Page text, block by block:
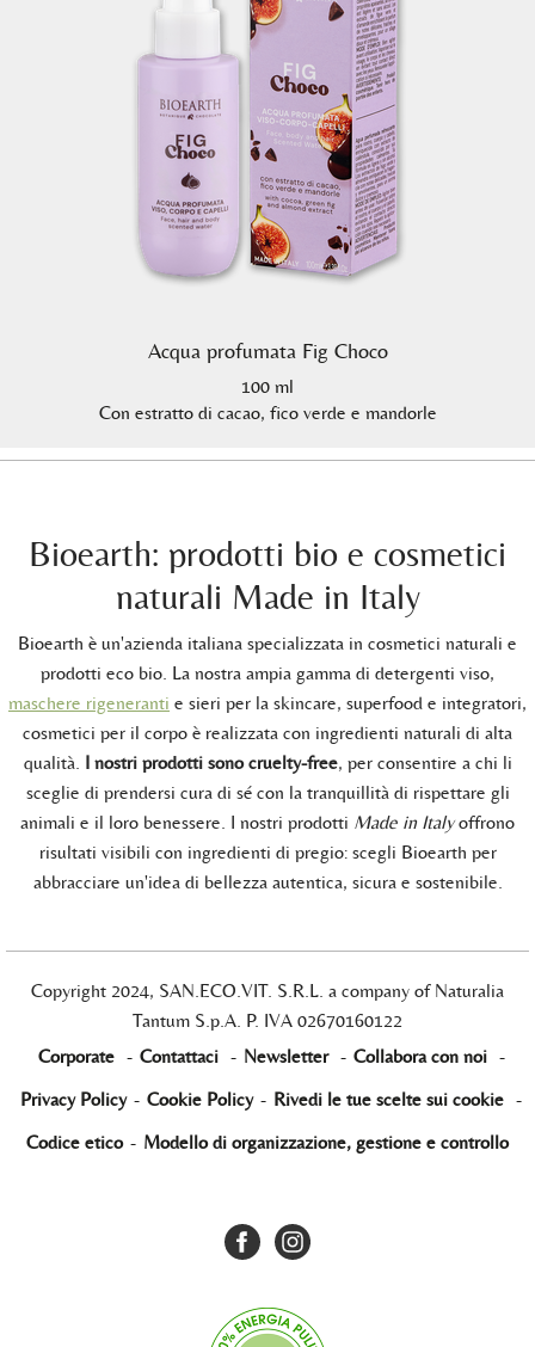
Acqua profumata Fig Choco
100 ml
Con estratto di cacao, fico verde e mandorle
Bioearth: prodotti bio e cosmetici
naturali Made in Italy
Bioearth è un'azienda italiana specializzata in cosmetici naturali e
prodotti eco bio. La nostra ampia gamma di detergenti viso,
maschere rigeneranti e sieri per la skincare, superfood e integratori,
cosmetici per il corpo è realizzata con ingredienti naturali di alta
qualità. I nostri prodotti sono cruelty-free, per consentire a chi li
sceglie di prendersi cura di sé con la tranquillità di rispettare gli
animali e il loro benessere. I nostri prodotti Made in Italyoffrono
risultati visibili con ingredienti di pregio: scegli Bioearth per
abbracciare un'idea di bellezza autentica, sicura e sostenibile.
Copyright 2024, SAN.ECO.VIT. S.R.L. a company of Naturalia
Tantum S.p.A. P. IVA 02670160122
Corporate - Contattaci - Newsletter - Collabora con noi -
Privacy Policy - Cookie Policy - Rivedi le tue scelte sui cookie -
Codice etico - Modello di organizzazione, gestione e controllo